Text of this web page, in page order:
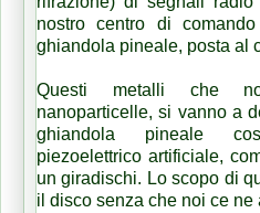
nostro centro di
ghiandola pineale, posta al
Questi metalli che
nanoparticelle, si vanno a
ghiandola pineale
piezoelettrico artificiale,
un giradischi. Lo scopo di
il disco senza che noi ce ne